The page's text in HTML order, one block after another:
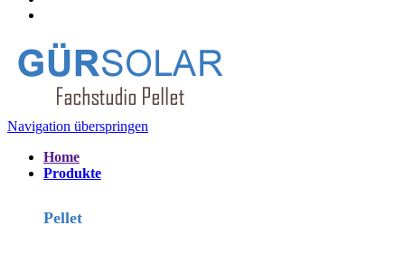
Navigation überspringen
Home
Produkte
Pellet